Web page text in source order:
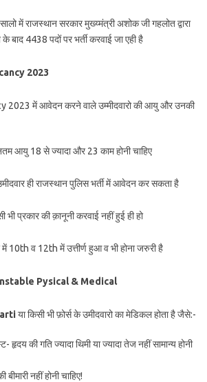
में राजस्थान सरकार मुख्य्मंत्री अशोक जी गहलोत द्वारा
बाद 4438 पदों पर भर्ती करवाई जा एही है
2023
2023 में आवेदन करने वाले उम्मीदवारो की आयु और उनकी
आयु 18 से ज्यादा और 23 काम होनी चाहिए
ही राजस्थान पुलिस भर्ती में आवेदन कर सकता है
भी प्रकार की क़ानूनी करवाई नहीं हुई ही हो
में 10th व 12th में उत्तीर्ण हुआ व भी होना जरुरी है
Pysical & Medical
या किसी भी फ़ोर्स के उमीदवारो का मेडिकल होता है जैसे:-
हृदय की गति ज्यादा थिमी या ज्यादा तेज नहीं सामान्य होनी
नहीं होनी चाहिए!